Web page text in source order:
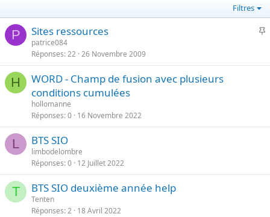
Filtres
P
I
o
t
Sites ressources
patrice084
Réponses 22 26 Novembre 2009
H
WORD - Champ de fusion avec plusieurs
conditions cumulées
hollomanne
Réponses 0 16 Novembre 2022
L BTS SIO
limbodelombre
Réponses 0 12 Juillet 2022
T BTS SIO deuxième année help
Tenten
Réponses 2 18 Avril 2022